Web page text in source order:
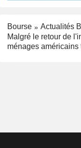
Bourse
Actualités
Malgré le retour de
ménages américains